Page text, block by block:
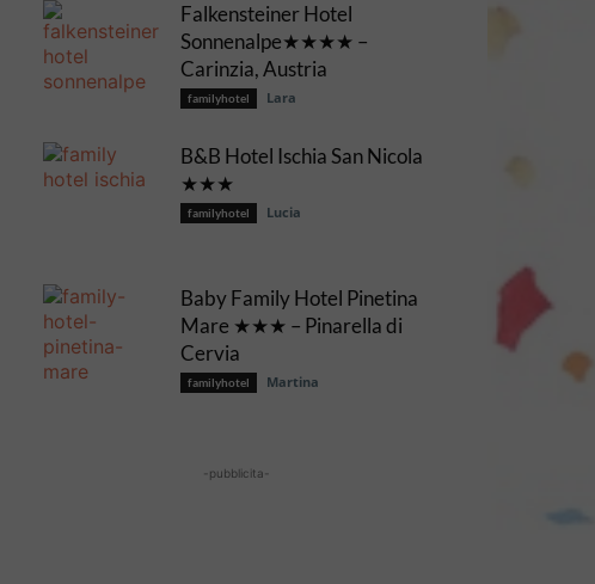
Falkensteiner Hotel
Sonnenalpe★★★★ –
Carinzia, Austria
familyhotel Lara
B&B Hotel Ischia San Nicola
★★★
familyhotel Lucia
Baby Family Hotel Pinetina
Mare ★★★ – Pinarella di
Cervia
familyhotel Martina
-pubblicita-